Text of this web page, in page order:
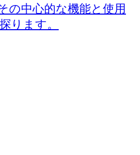
の中心的な機能と使用
ります。